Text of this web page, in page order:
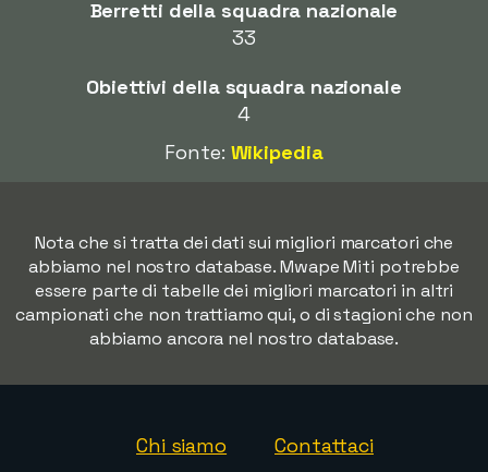
Berretti della squadra nazionale
33
Obiettivi della squadra nazionale
4
Fonte: Wikipedia
Nota che si tratta dei dati sui migliori marcatori che
abbiamo nel nostro database. Mwape Miti potrebbe
essere parte di tabelle dei migliori marcatori in altri
campionati che non trattiamo qui, o di stagioni che non
abbiamo ancora nel nostro database.
Chi siamo Contattaci